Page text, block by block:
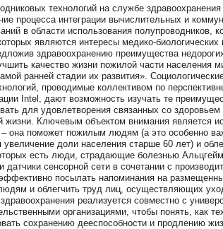
технологий на службе
процесса интеграции вычислительных и
в области использования полупроводников,
являются интересы медико-биологических
здравоохранению преимущества
качество жизни пожилой части населения
ранней стадии их развития».
проводимые коллективом по
Intel, дают возможность изучать те
для удовлетворения связанных со
жизни. Ключевым объектом внимания является
она поможет пожилым людям (а это особенно
доли населения старше 60 лет) и
есть люди, страдающие болезнью
датчики сенсорной сети в сочетании с
посылать напоминания на
и облегчить труд лиц, осуществляющих
реализуется совместно с
организациями, чтобы понять, как
сохранению дееспособности и продлению